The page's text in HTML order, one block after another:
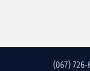
(067) 726-